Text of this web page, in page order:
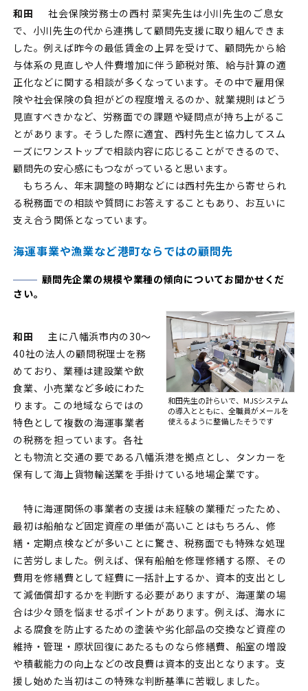
和田
社会保険労務士の西村 菜実先生は小川先生のご息女
で、小川先生の代から連携して顧問先支援に取り組んできま
した。例えば昨今の最低賃金の上昇を受けて、顧問先から給
与体系の見直しや人件費増加に伴う節税対策、給与計算の適
正化などに関する相談が多くなっています。その中で雇用保
険や社会保険の負担がどの程度増えるのか、就業規則はどう
見直すべきかなど、労務面での課題や疑問点が持ち上がるこ
とがあります。そうした際に適宜、西村先生と協力してスム
ーズにワンストップで相談内容に応じることができるので、
顧問先の安心感にもつながっていると思います。
もちろん、年末調整の時期などには西村先生から寄せられ
る税務面での相談や質問にお答えすることもあり、お互いに
支え合う関係となっています。
海運事業や漁業など港町ならではの顧問先
顧問先企業の規模や業種の傾向についてお聞かせくだ
さい。
和田先生の計らいで、MJSシステム
の導入とともに、 全職員がメールを
使えるように整備したそうです
和田
主に八幡浜市内の30～
40社の法人の顧問税理士を務
めており、業種は建設業や飲
食業、小売業など多岐にわた
ります。この地域ならではの
特色として複数の海運事業者
の税務を担っています。各社
とも物流と交通の要である八幡浜港を拠点とし、タンカーを
保有して海上貨物輸送業を手掛けている地場企業です。
特に海運関係の事業者の支援は未経験の業種だったため、
最初は船舶など固定資産の単価が高いことはもちろん、修
繕・定期点検などが多いことに驚き、税務面でも特殊な処理
に苦労しました。例えば、保有船舶を修理修繕する際、その
費用を修繕費として経費に一括計上するか、資本的支出とし
て減価償却するかを判断する必要がありますが、海運業の場
合は少々頭を悩ませるポイントがあります。例えば、海水に
よる腐食を防止するための塗装や劣化部品の交換など資産の
維持・管理・原状回復にあたるものなら修繕費、船室の増設
や積載能力の向上などの改良費は資本的支出となります。支
援し始めた当初はこの特殊な判断基準に苦戦しました。